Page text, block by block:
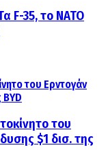
F-35, το ΝΑΤΟ
του
$1 δισ. της